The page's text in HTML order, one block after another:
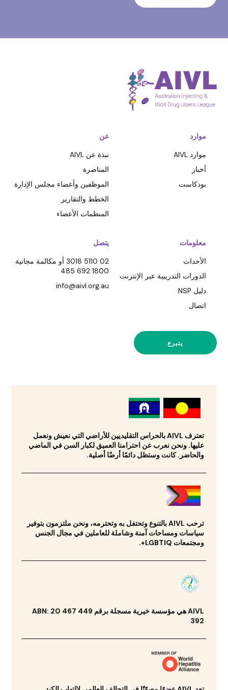
موارد
موارد AIVL
أخبار
بودكاست
عن
نبذة عن AIVL
المناصرة
الموظفين وأعضاء مجلس الإدارة
الخطط والتقارير
المنظمات الأعضاء
معلومات
الأحداث
الدورات التدريبية عبر الإنترنت
دليل NSP
اتصال
يتصل
02 5110 3018 أو مكالمة مجانية
1800 692 485
info@aivl.org.au
يتبرع
تعترف AIVL بالحراس التقليديين للأراضي التي نعيش ونعمل
عليها. ونحن نعرب عن احترامنا العميق لكبار السن في الماضي
والحاضر. كانت وستظل دائمًا أرضًا أصلية.
ترحب AIVL بالتنوع وتحتفل به وتحترمه، ونحن ملتزمون بتوفير
سياسات ومساحات آمنة وشاملة للعاملين في مجال الجنس
ومجتمعات LGBTIQ+.
AIVL هي مؤسسة خيرية مسجلة برقم ABN: 20 467 449
392